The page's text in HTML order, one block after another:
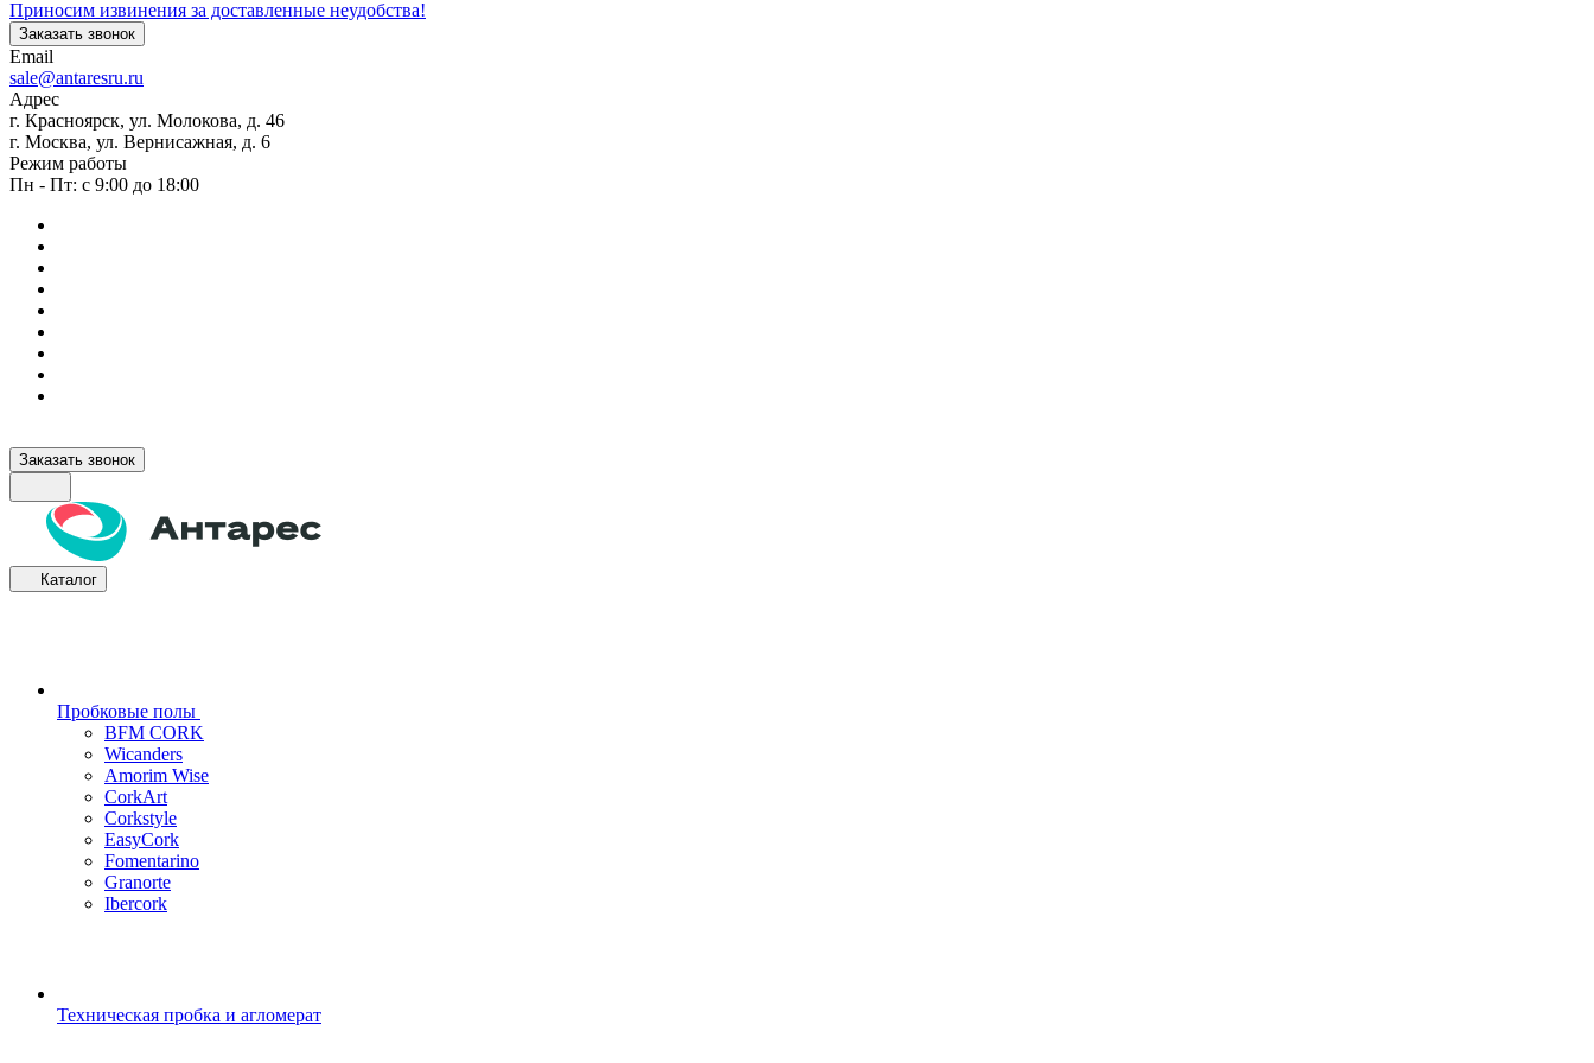
Приносим извинения за доставленные неудобства!
Заказать звонок
Email
sale@antaresru.ru
Адрес
г. Красноярск, ул. Молокова, д. 46
г. Москва, ул. Вернисажная, д. 6
Режим работы
Пн - Пт: с 9:00 до 18:00
Заказать звонок
Каталог
Пробковые полы
BFM CORK
Wicanders
Amorim Wise
CorkArt
Corkstyle
EasyCork
Fomentarino
Granorte
Ibercork
Техническая пробка и агломерат